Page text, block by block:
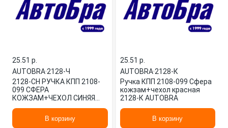
25.51 p.
AUTOBRA·2128-Ч
2128-CH РУЧКА КПП 2108-
099 СФЕРА
КОЖЗАМ+ЧЕХОЛ СИНЯЯ
В корзину
25.51 p.
AUTOBRA·2128-К
Ручка КПП 2108-099 Сфера
кожзам+чехол красная
2128-К AUTOBRA
В корзину